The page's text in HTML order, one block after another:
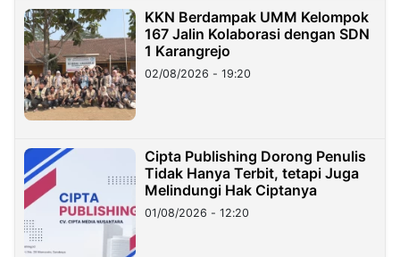
KKN Berdampak UMM Kelompok
167 Jalin Kolaborasi dengan SDN
1 Karangrejo
02/08/2026 - 19:20
Cipta Publishing Dorong Penulis
Tidak Hanya Terbit, tetapi Juga
Melindungi Hak Ciptanya
01/08/2026 - 12:20